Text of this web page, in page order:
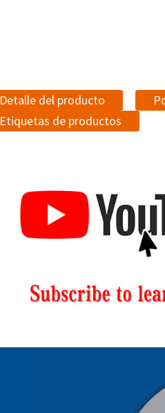
Detalle del producto
Etiquetas de productos